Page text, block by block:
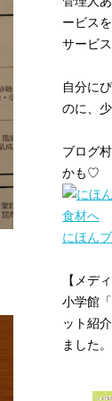
ービス
サービス
自分に
のに、
ブログ
かも♡
にほん
【メデ
小学館
ット紹
ました。